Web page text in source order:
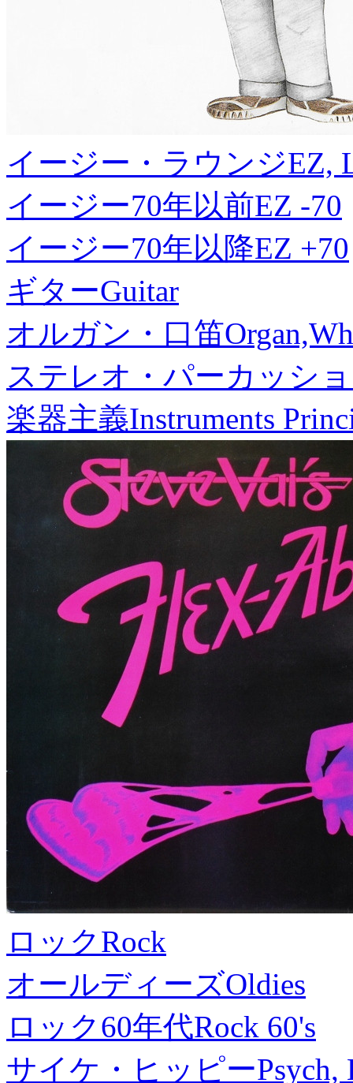
イージー・ラウンジEZ,
イージー70年以前EZ -70
イージー70年以降EZ +70
ギターGuitar
オルガン・口笛
ステレオ・パーカッシ
楽器主義Instruments
ロックRock
オールディーズOldies
ロック60年代Rock 60's
サイケ・ヒッピーPsych,